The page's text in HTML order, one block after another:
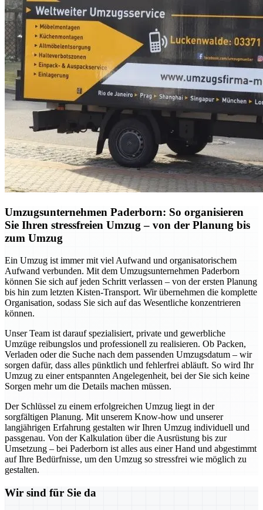
Umzugsunternehmen Paderborn: So organisieren
Sie Ihren stressfreien Umzug – von der Planung bis
zum Umzug
Ein Umzug ist immer mit viel Aufwand und organisatorischem
Aufwand verbunden. Mit dem Umzugsunternehmen Paderborn
können Sie sich auf jeden Schritt verlassen – von der ersten Planung
bis hin zum letzten Kisten-Transport. Wir übernehmen die komplette
Organisation, sodass Sie sich auf das Wesentliche konzentrieren
können.
Unser Team ist darauf spezialisiert, private und gewerbliche
Umzüge reibungslos und professionell zu realisieren. Ob Packen,
Verladen oder die Suche nach dem passenden Umzugsdatum – wir
sorgen dafür, dass alles pünktlich und fehlerfrei abläuft. So wird Ihr
Umzug zu einer entspannten Angelegenheit, bei der Sie sich keine
Sorgen mehr um die Details machen müssen.
Der Schlüssel zu einem erfolgreichen Umzug liegt in der
sorgfältigen Planung. Mit unserem Know-how und unserer
langjährigen Erfahrung gestalten wir Ihren Umzug individuell und
passgenau. Von der Kalkulation über die Ausrüstung bis zur
Umsetzung – bei Paderborn ist alles aus einer Hand und abgestimmt
auf Ihre Bedürfnisse, um den Umzug so stressfrei wie möglich zu
gestalten.
Wir sind für Sie da